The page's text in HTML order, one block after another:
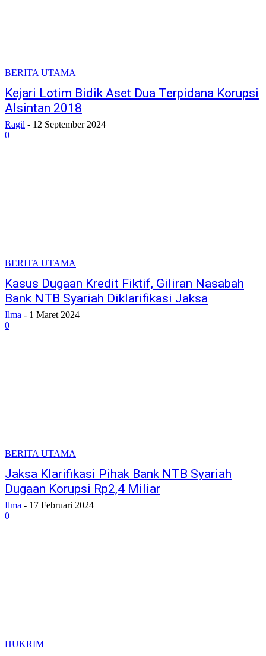
BERITA UTAMA
Kejari Lotim Bidik Aset Dua Terpidana Korupsi
Alsintan 2018
Ragil - 12 September 2024
0
BERITA UTAMA
Kasus Dugaan Kredit Fiktif, Giliran Nasabah
Bank NTB Syariah Diklarifikasi Jaksa
Ilma - 1 Maret 2024
0
BERITA UTAMA
Jaksa Klarifikasi Pihak Bank NTB Syariah
Dugaan Korupsi Rp2,4 Miliar
Ilma - 17 Februari 2024
0
HUKRIM